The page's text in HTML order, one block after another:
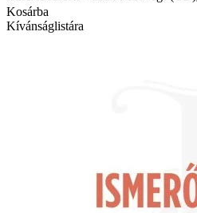
Kosárba
Kívánságlistára